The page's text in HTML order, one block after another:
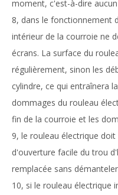
moment, c'est-à-dire
8, dans le fonctionnement
intérieur de la courroie ne
écrans. La surface du
régulièrement, sinon les
cylindre, ce qui entraînera
dommages du rouleau
fin de la courroie et les
9, le rouleau électrique
d'ouverture facile du trou
remplacée sans
10, si le rouleau électrique